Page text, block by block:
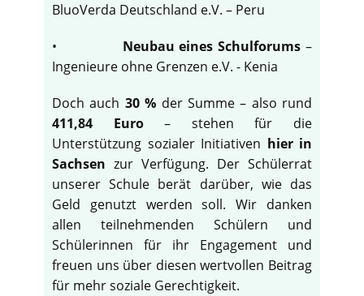
BluoVerda Deutschland e.V. – Peru
• Neubau eines Schulforums –
Ingenieure ohne Grenzen e.V. - Kenia
Doch auch 30 % der Summe – also rund
411,84 Euro– stehen für die
Unterstützung sozialer Initiativen hier in
Sachsen zur Verfügung. Der Schülerrat
unserer Schule berät darüber, wie das
Geld genutzt werden soll. Wir danken
allen teilnehmenden Schülern und
Schülerinnen für ihr Engagement und
freuen uns über diesen wertvollen Beitrag
für mehr soziale Gerechtigkeit.